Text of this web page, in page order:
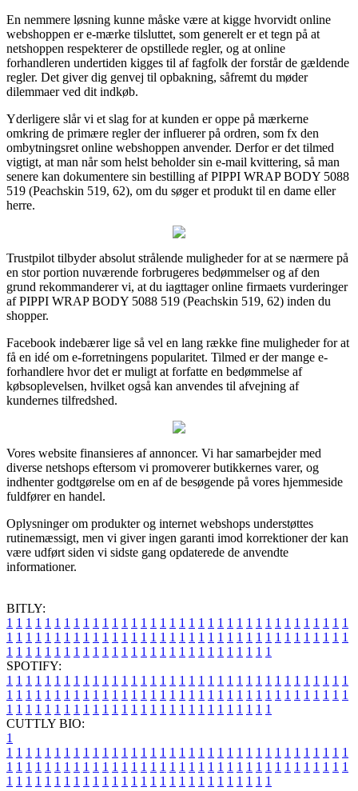
En nemmere løsning kunne måske være at kigge hvorvidt online
webshoppen er e-mærke tilsluttet, som generelt er et tegn på at
netshoppen respekterer de opstillede regler, og at online
forhandleren undertiden kigges til af fagfolk der forstår de gældende
regler. Det giver dig genvej til opbakning, såfremt du møder
dilemmaer ved dit indkøb.
Yderligere slår vi et slag for at kunden er oppe på mærkerne
omkring de primære regler der influerer på ordren, som fx den
ombytningsret online webshoppen anvender. Derfor er det tilmed
vigtigt, at man når som helst beholder sin e-mail kvittering, så man
senere kan dokumentere sin bestilling af PIPPI WRAP BODY 5088
519 (Peachskin 519, 62), om du søger et produkt til en dame eller
herre.
Trustpilot tilbyder absolut strålende muligheder for at se nærmere på
en stor portion nuværende forbrugeres bedømmelser og af den
grund rekommanderer vi, at du iagttager online firmaets vurderinger
af PIPPI WRAP BODY 5088 519 (Peachskin 519, 62) inden du
shopper.
Facebook indebærer lige så vel en lang række fine muligheder for at
få en idé om e-forretningens popularitet. Tilmed er der mange e-
forhandlere hvor det er muligt at forfatte en bedømmelse af
købsoplevelsen, hvilket også kan anvendes til afvejning af
kundernes tilfredshed.
Vores website finansieres af annoncer. Vi har samarbejder med
diverse netshops eftersom vi promoverer butikkernes varer, og
indhenter godtgørelse om en af de besøgende på vores hjemmeside
fuldfører en handel.
Oplysninger om produkter og internet webshops understøttes
rutinemæssigt, men vi giver ingen garanti imod korrektioner der kan
være udført siden vi sidste gang opdaterede de anvendte
informationer.
BITLY:
1 1 1 1 1 1 1 1 1 1 1 1 1 1 1 1 1 1 1 1 1 1 1 1 1 1 1 1 1 1 1 1 1 1 1 1
1 1 1 1 1 1 1 1 1 1 1 1 1 1 1 1 1 1 1 1 1 1 1 1 1 1 1 1 1 1 1 1 1 1 1 1
1 1 1 1 1 1 1 1 1 1 1 1 1 1 1 1 1 1 1 1 1 1 1 1 1 1 1 1
SPOTIFY:
1 1 1 1 1 1 1 1 1 1 1 1 1 1 1 1 1 1 1 1 1 1 1 1 1 1 1 1 1 1 1 1 1 1 1 1
1 1 1 1 1 1 1 1 1 1 1 1 1 1 1 1 1 1 1 1 1 1 1 1 1 1 1 1 1 1 1 1 1 1 1 1
1 1 1 1 1 1 1 1 1 1 1 1 1 1 1 1 1 1 1 1 1 1 1 1 1 1 1 1
CUTTLY BIO:
1
1 1 1 1 1 1 1 1 1 1 1 1 1 1 1 1 1 1 1 1 1 1 1 1 1 1 1 1 1 1 1 1 1 1 1 1
1 1 1 1 1 1 1 1 1 1 1 1 1 1 1 1 1 1 1 1 1 1 1 1 1 1 1 1 1 1 1 1 1 1 1 1
1 1 1 1 1 1 1 1 1 1 1 1 1 1 1 1 1 1 1 1 1 1 1 1 1 1 1 1